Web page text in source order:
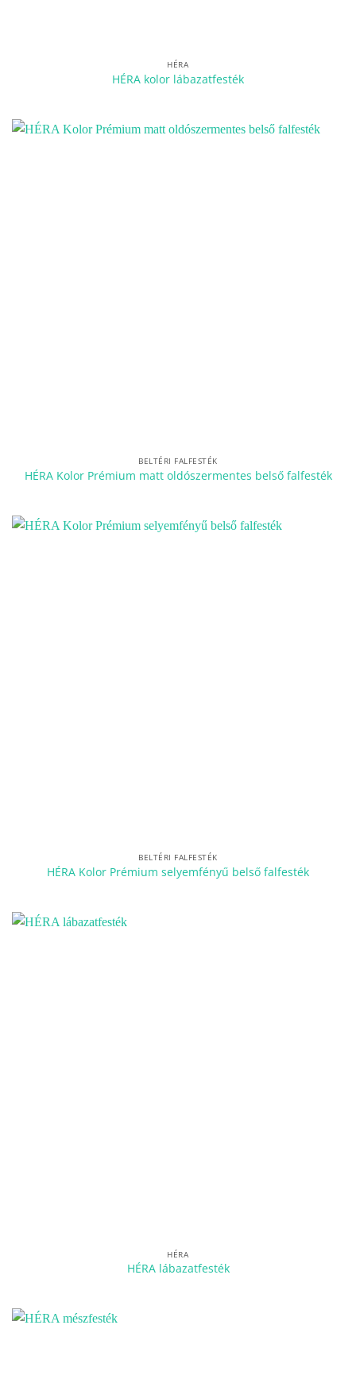
HÉRA
HÉRA kolor lábazatfesték
BELTÉRI FALFESTÉK
HÉRA Kolor Prémium matt oldószermentes belső falfesték
BELTÉRI FALFESTÉK
HÉRA Kolor Prémium selyemfényű belső falfesték
HÉRA
HÉRA lábazatfesték